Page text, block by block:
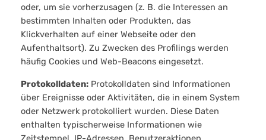
oder, um sie vorherzusagen (z. B. die Interessen an
bestimmten Inhalten oder Produkten, das
Klickverhalten auf einer Webseite oder den
Aufenthaltsort). Zu Zwecken des Profilings werden
häufig Cookies und Web-Beacons eingesetzt.
Protokolldaten:Protokolldaten sind Informationen
über Ereignisse oder Aktivitäten, die in einem System
oder Netzwerk protokolliert wurden. Diese Daten
enthalten typischerweise Informationen wie